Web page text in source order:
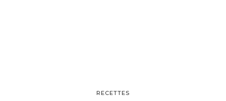
RECETTES